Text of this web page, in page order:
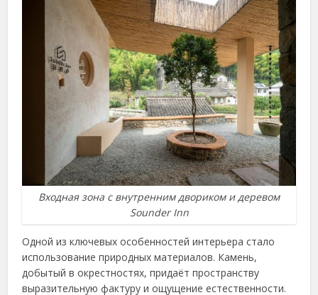
Входная зона с внутренним двориком и деревом
Sounder Inn
Одной из ключевых особенностей интерьера стало
использование природных материалов. Камень,
добытый в окрестностях, придаёт пространству
выразительную фактуру и ощущение естественности.